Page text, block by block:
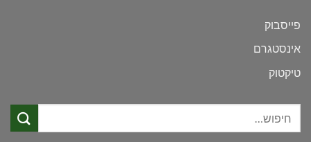
פייסבוק
אינסטגרם
טיקטוק